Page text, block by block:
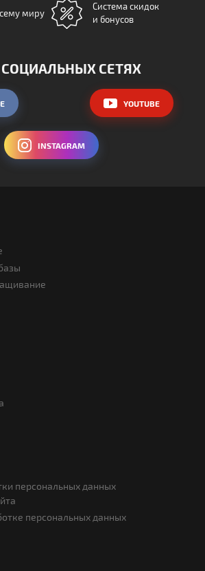
миру
Система скидок
и бонусов
СЕТЯХ
YOUTUBE
INSTAGRAM
персональных данных
персональных данных